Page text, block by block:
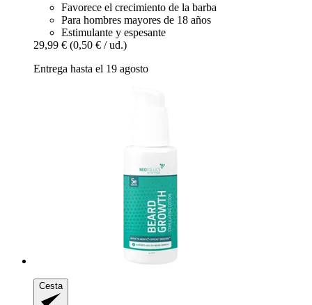
Favorece el crecimiento de la barba
Para hombres mayores de 18 años
Estimulante y espesante
29,99 € (0,50 € / ud.)
Entrega hasta el 19 agosto
Cesta